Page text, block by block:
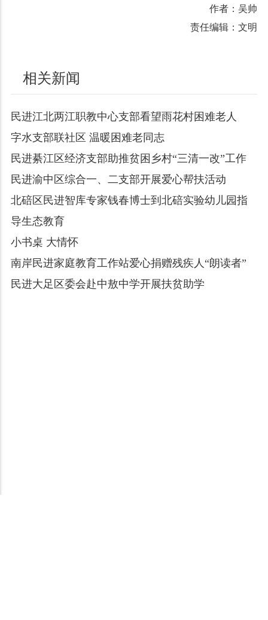
作者：吴帅
责任编辑：文明
相关新闻
民进江北两江职教中心支部看望雨花村困难老人
字水支部联社区 温暖困难老同志
民进綦江区经济支部助推贫困乡村“三清一改”工作
民进渝中区综合一、二支部开展爱心帮扶活动
北碚区民进智库专家钱春博士到北碚实验幼儿园指
导生态教育
小书桌 大情怀
南岸民进家庭教育工作站爱心捐赠残疾人“朗读者”
民进大足区委会赴中敖中学开展扶贫助学